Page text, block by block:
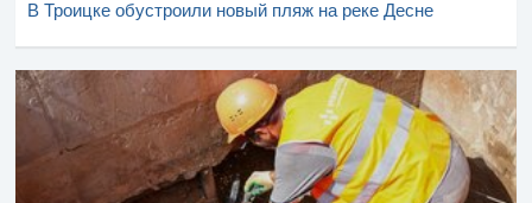
В Троицке обустроили новый пляж на реке Десне